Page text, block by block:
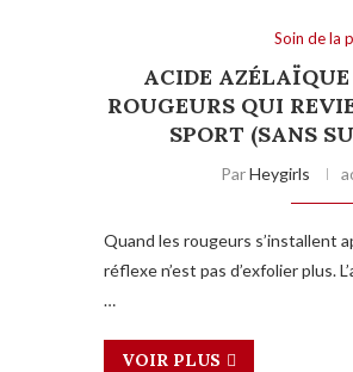
Soin de la
ACIDE
ROUGEURS QUI
SPORT (SANS
ParHeygirls
Quand les rougeurs s’installent
réflexe n’est pas d’exfolier plus.
…
VOIR PLUS